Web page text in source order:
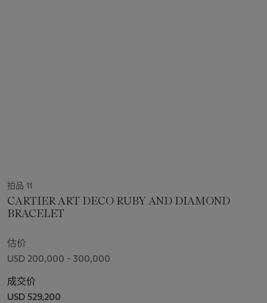
拍品 11
CARTIER ART DECO RUBY AND DIAMOND
BRACELET
估价
USD 200,000 - 300,000
成交价
USD 529,200